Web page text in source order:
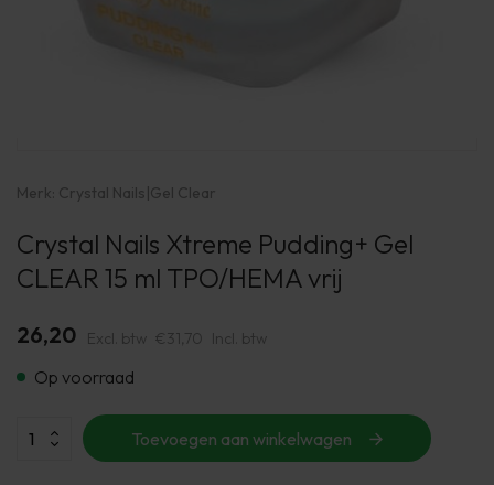
Merk: Crystal Nails|Gel Clear
Crystal Nails Xtreme Pudding+ Gel
CLEAR 15 ml TPO/HEMA vrij
26,20 Excl. btw €31,70 Incl. btw
Op voorraad
Toevoegen aan winkelwagen